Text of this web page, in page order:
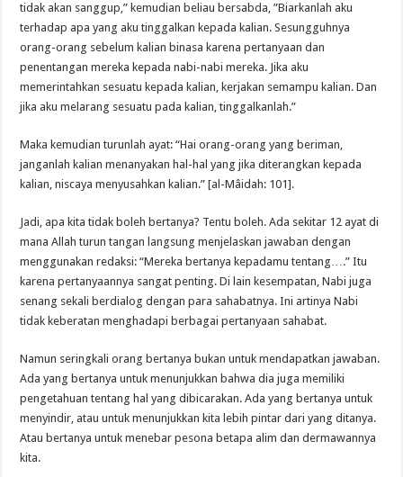
tidak akan sanggup,” kemudian beliau bersabda, ”Biarkanlah aku
terhadap apa yang aku tinggalkan kepada kalian. Sesungguhnya
orang-orang sebelum kalian binasa karena pertanyaan dan
penentangan mereka kepada nabi-nabi mereka. Jika aku
memerintahkan sesuatu kepada kalian, kerjakan semampu kalian. Dan
jika aku melarang sesuatu pada kalian, tinggalkanlah.”
Maka kemudian turunlah ayat: “Hai orang-orang yang beriman,
janganlah kalian menanyakan hal-hal yang jika diterangkan kepada
kalian, niscaya menyusahkan kalian.” [al-Mâidah: 101].
Jadi, apa kita tidak boleh bertanya? Tentu boleh. Ada sekitar 12 ayat di
mana Allah turun tangan langsung menjelaskan jawaban dengan
menggunakan redaksi: “Mereka bertanya kepadamu tentang….” Itu
karena pertanyaannya sangat penting. Di lain kesempatan, Nabi juga
senang sekali berdialog dengan para sahabatnya. Ini artinya Nabi
tidak keberatan menghadapi berbagai pertanyaan sahabat.
Namun seringkali orang bertanya bukan untuk mendapatkan jawaban.
Ada yang bertanya untuk menunjukkan bahwa dia juga memiliki
pengetahuan tentang hal yang dibicarakan. Ada yang bertanya untuk
menyindir, atau untuk menunjukkan kita lebih pintar dari yang ditanya.
Atau bertanya untuk menebar pesona betapa alim dan dermawannya
kita.